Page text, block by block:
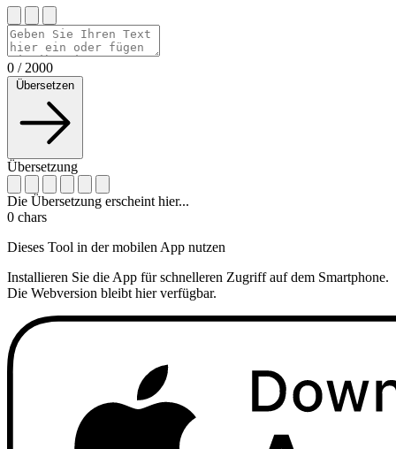
0 / 2000
Übersetzen
Übersetzung
Die Übersetzung erscheint hier...
0 chars
Dieses Tool in der mobilen App nutzen
Installieren Sie die App für schnelleren Zugriff auf dem Smartphone.
Die Webversion bleibt hier verfügbar.